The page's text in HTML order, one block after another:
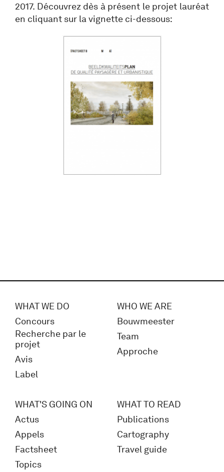
2017. Découvrez dès à présent le projet lauréat
en cliquant sur la vignette ci-dessous:
WHAT WE DO
Concours
Recherche par le
projet
Avis
Label
WHO WE ARE
Bouwmeester
Team
Approche
WHAT'S GOING ON
Actus
Appels
Factsheet
Topics
WHAT TO READ
Publications
Cartography
Travel guide